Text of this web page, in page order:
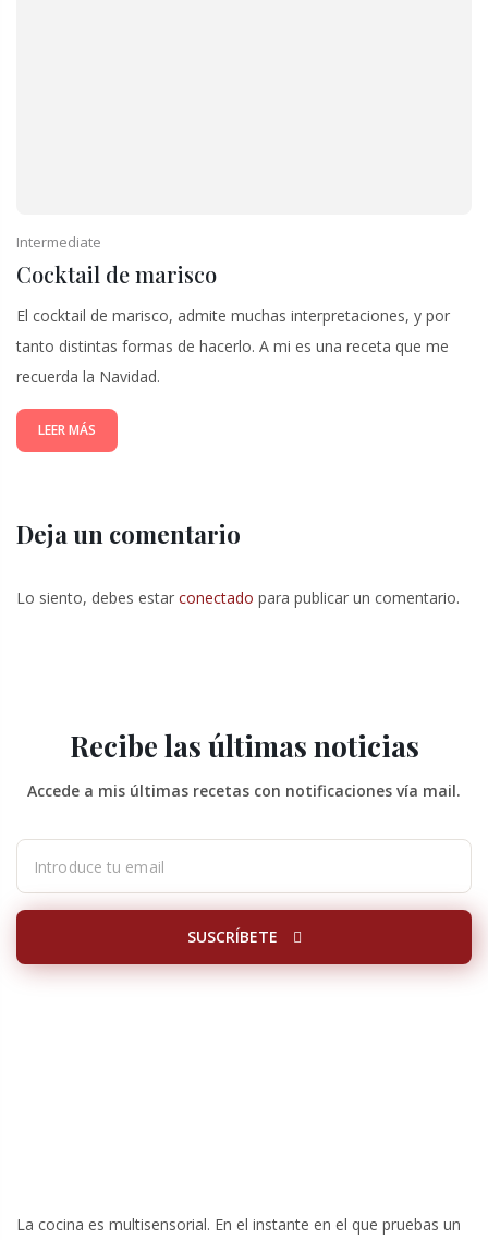
Intermediate
Cocktail de marisco
El cocktail de marisco, admite muchas interpretaciones, y por
tanto distintas formas de hacerlo. A mi es una receta que me
recuerda la Navidad.
LEER MÁS
Deja un comentario
Lo siento, debes estar conectado para publicar un comentario.
Recibe las últimas noticias
Accede a mis últimas recetas con notificaciones vía mail.
SUSCRÍBETE
La cocina es multisensorial. En el instante en el que pruebas un